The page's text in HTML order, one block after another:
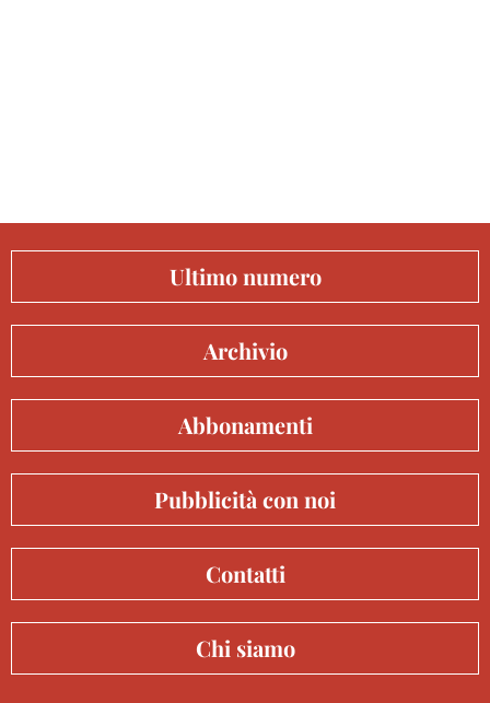
Ultimo numero
Archivio
Abbonamenti
Pubblicità con noi
Contatti
Chi siamo